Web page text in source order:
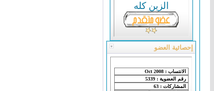
الزين كله
إحصائية العضو